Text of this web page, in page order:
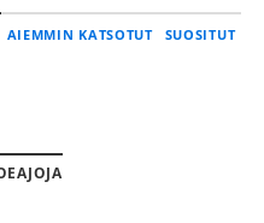
AIEMMIN KATSOTUT SUOSITUT